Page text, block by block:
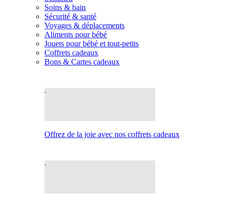
Soins & bain
Sécurité & santé
Voyages & déplacements
Aliments pour bébé
Jouets pour bébé et tout-petits
Coffrets cadeaux
Bons & Cartes cadeaux
Offrez de la joie avec nos coffrets cadeaux